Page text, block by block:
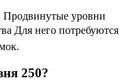
Продвинутые уровни
Для него потребуются
250?